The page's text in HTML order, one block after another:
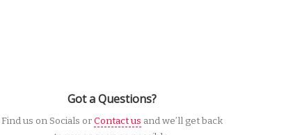
Got a Questions?
Find us on Socials orContact us and we’ll get back